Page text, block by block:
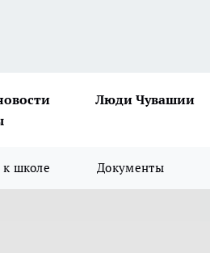
Люди Чувашии
к школе Документы